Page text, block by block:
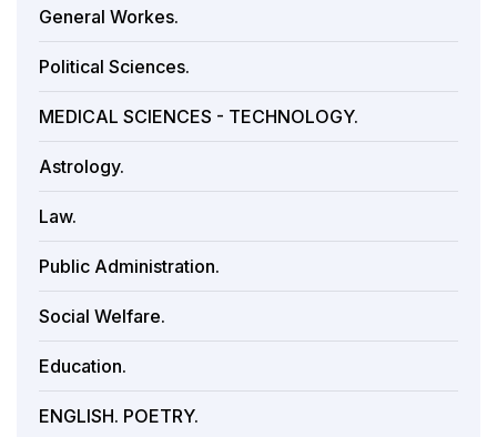
General Workes.
Political Sciences.
MEDICAL SCIENCES - TECHNOLOGY.
Astrology.
Law.
Public Administration.
Social Welfare.
Education.
ENGLISH. POETRY.